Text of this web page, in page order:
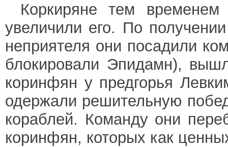
Коркиряне тем
увеличили его. По
неприятеля они посадили
блокировали Эпидамн),
коринфян у предгорья
одержали решительную
кораблей. Команду они
коринфян, которых как